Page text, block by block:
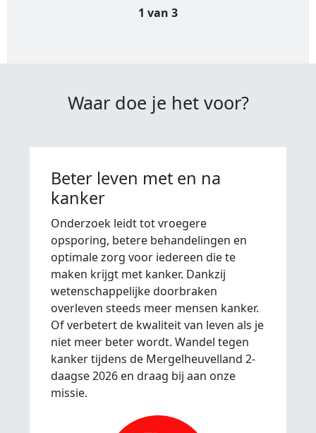
1 van 3
Waar doe je het voor?
Beter leven met en na
kanker
Onderzoek leidt tot vroegere
opsporing, betere behandelingen en
optimale zorg voor iedereen die te
maken krijgt met kanker. Dankzij
wetenschappelijke doorbraken
overleven steeds meer mensen kanker.
Of verbetert de kwaliteit van leven als je
niet meer beter wordt. Wandel tegen
kanker tijdens de Mergelheuvelland 2-
daagse 2026 en draag bij aan onze
missie.